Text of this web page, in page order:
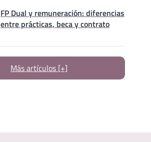
FP Dual y remuneración: diferencias
entre prácticas, beca y contrato
Más artículos [+]